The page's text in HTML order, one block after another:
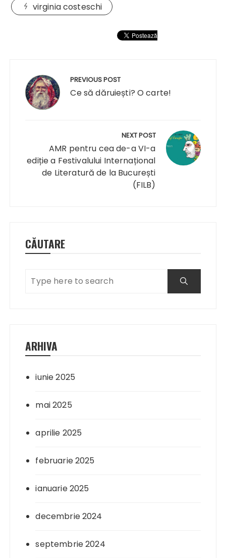
virginia costeschi
articole
PREVIOUS POST
Ce să dăruiești? O carte!
NEXT POST
AMR pentru cea de-a VI-a
ediție a Festivalului Internațional
de Literatură de la București
(FILB)
CĂUTARE
ARHIVA
iunie 2025
mai 2025
aprilie 2025
februarie 2025
ianuarie 2025
decembrie 2024
septembrie 2024